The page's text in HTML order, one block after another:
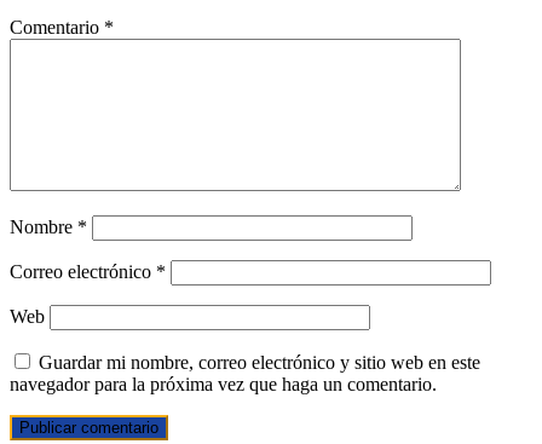
Comentario *
Nombre *
Correo electrónico *
Web
Guardar mi nombre, correo electrónico y sitio web en este
navegador para la próxima vez que haga un comentario.